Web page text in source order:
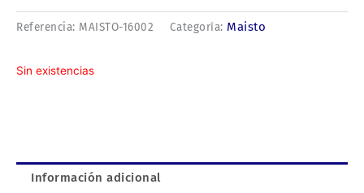
Referencia: MAISTO-16002 Categoría: Maisto
Sin existencias
Información adicional